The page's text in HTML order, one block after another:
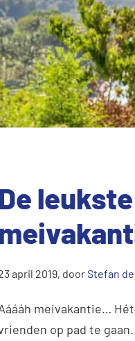
De
april 2019, doorStefan
meivakantie…
op pad te